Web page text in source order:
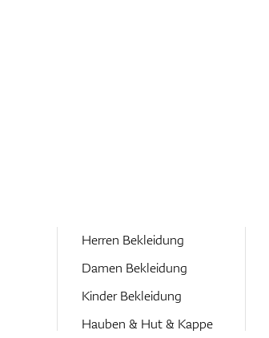
Herren Bekleidung
Damen Bekleidung
Kinder Bekleidung
Hauben & Hut & Kappe